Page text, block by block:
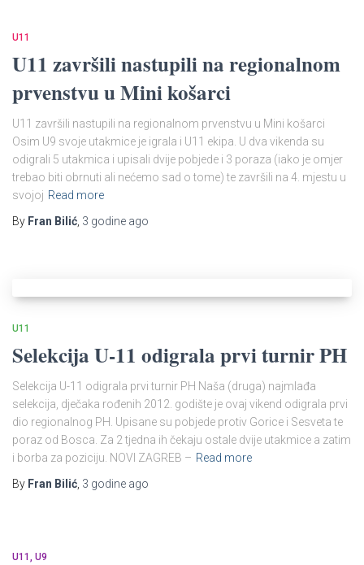
U11
U11 završili nastupili na regionalnom
prvenstvu u Mini košarci
U11 završili nastupili na regionalnom prvenstvu u Mini košarci
Osim U9 svoje utakmice je igrala i U11 ekipa. U dva vikenda su
odigrali 5 utakmica i upisali dvije pobjede i 3 poraza (iako je omjer
trebao biti obrnuti ali nećemo sad o tome) te završili na 4. mjestu u
svojoj Read more
By Fran Bilić 3 godine ago
U11
Selekcija U-11 odigrala prvi turnir PH​
Selekcija U-11 odigrala prvi turnir PH Naša (druga) najmlađa
selekcija, dječaka rođenih 2012. godište je ovaj vikend odigrala prvi
dio regionalnog PH. Upisane su pobjede protiv Gorice i Sesveta te
poraz od Bosca. Za 2 tjedna ih čekaju ostale dvije utakmice a zatim
i borba za poziciju. NOVI ZAGREB – Read more
By Fran Bilić 3 godine ago
U11 U9